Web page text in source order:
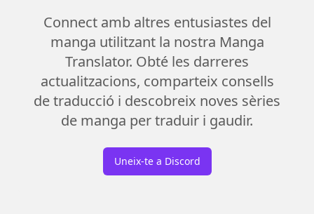
Connect amb altres entusiastes del
manga utilitzant la nostra Manga
Translator. Obté les darreres
actualitzacions, comparteix consells
de traducció i descobreix noves sèries
de manga per traduir i gaudir.
Uneix-te a Discord